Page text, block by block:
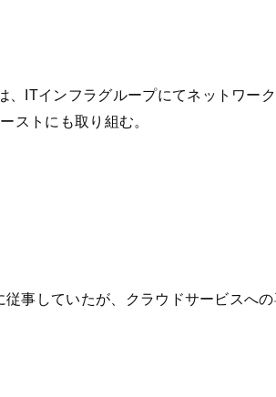
ITインフラグループにてネットワー
ストにも取り組む。
事していたが、クラウドサービスへ